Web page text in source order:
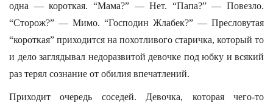
одна — короткая. “Мама?” — Нет. “Папа?” — Повезло.
“Сторож?” — Мимо. “Господин Жлабек?” — Пресловутая
“короткая” приходится на похотливого старичка, который то
и дело заглядывал недоразвитой девочке под юбку и всякий
раз терял сознание от обилия впечатлений.
Приходит очередь соседей. Девочка, которая чего-то